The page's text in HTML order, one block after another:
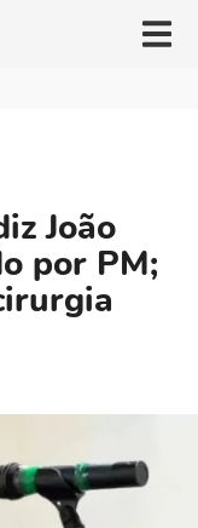
João
por PM;